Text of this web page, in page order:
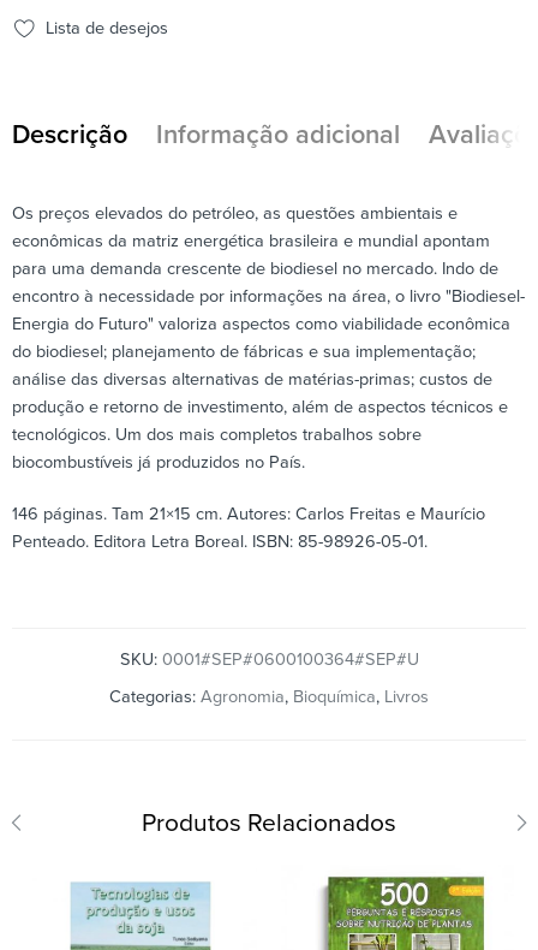
Lista de desejos
Descrição Informação adicional
Os preços elevados do petróleo, as questões ambientais e
econômicas da matriz energética brasileira e mundial apontam
para uma demanda crescente de biodiesel no mercado. Indo de
encontro à necessidade por informações na área, o livro "Biodiesel-
Energia do Futuro" valoriza aspectos como viabilidade econômica
do biodiesel; planejamento de fábricas e sua implementação;
análise das diversas alternativas de matérias-primas; custos de
produção e retorno de investimento, além de aspectos técnicos e
tecnológicos. Um dos mais completos trabalhos sobre
biocombustíveis já produzidos no País.
146 páginas. Tam 21×15 cm. Autores: Carlos Freitas e Maurício
Penteado. Editora Letra Boreal. ISBN: 85-98926-05-01.
SKU: 0001#SEP#0600100364#SEP#U
Categorias: Agronomia, Bioquímica, Livros
Produtos Relacionados